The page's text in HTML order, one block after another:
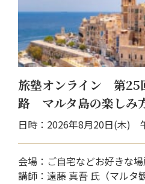
旅塾オンライン 第
路 マルタ島の楽しみ
日時：2026年8月20日(木)
会場：ご自宅などお好きな
講師：遠藤 真吾 氏（マルタ